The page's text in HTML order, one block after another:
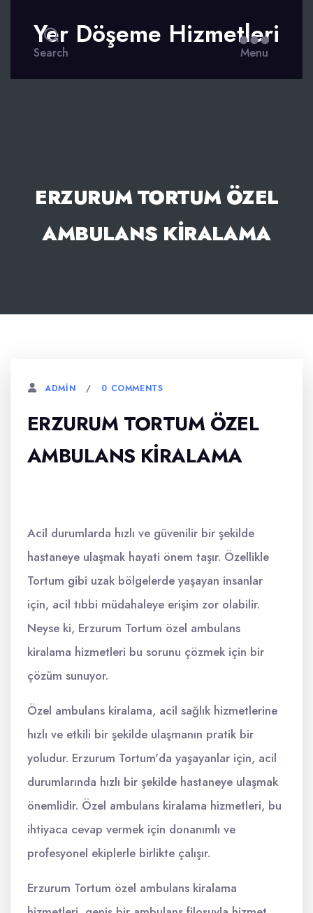
Search
Yer Döşeme Hizmetleri
Menu
ERZURUM TORTUM ÖZEL
AMBULANS KIRALAMA
ADMIN 0 COMMENTS
ERZURUM TORTUM ÖZEL
AMBULANS KIRALAMA
Acil durumlarda hızlı ve güvenilir bir şekilde
hastaneye ulaşmak hayati önem taşır. Özellikle
Tortum gibi uzak bölgelerde yaşayan insanlar
için, acil tıbbi müdahaleye erişim zor olabilir.
Neyse ki, Erzurum Tortum özel ambulans
kiralama hizmetleri bu sorunu çözmek için bir
çözüm sunuyor.
Özel ambulans kiralama, acil sağlık hizmetlerine
hızlı ve etkili bir şekilde ulaşmanın pratik bir
yoludur. Erzurum Tortum'da yaşayanlar için, acil
durumlarında hızlı bir şekilde hastaneye ulaşmak
önemlidir. Özel ambulans kiralama hizmetleri, bu
ihtiyaca cevap vermek için donanımlı ve
profesyonel ekiplerle birlikte çalışır.
Erzurum Tortum özel ambulans kiralama